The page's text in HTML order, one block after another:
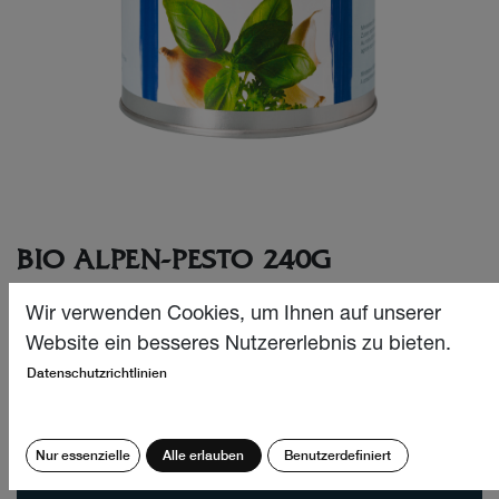
BIO ALPEN-PESTO 240G
Alpen-Pesto mit leckerem Basilikum, angebaut im
Schweizer Alpenraum, in der Nachfülldose.
CHF37.90
Menge:
Wir verwenden Cookies, um Ihnen auf unserer
Website ein besseres Nutzererlebnis zu bieten.
Datenschutzrichtlinien
Nur essenzielle Alle erlauben Benutzerdefiniert